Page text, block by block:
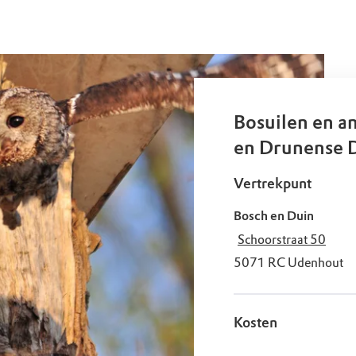
Bosuilen en
en Drunense
Vertrekpunt
Bosch en Duin
Schoorstraat 50
5071 RC Udenhout
Kosten